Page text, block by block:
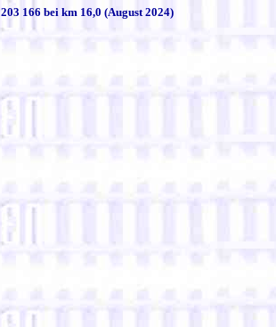
203 166 bei km 16,0 (August 2024)